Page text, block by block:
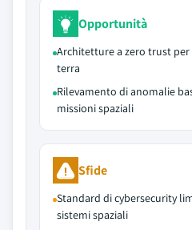
Opportunità
Architetture a zero trust
terra
Rilevamento di anomalie
missioni spaziali
Sfide
Standard di cybersecurity
sistemi spaziali